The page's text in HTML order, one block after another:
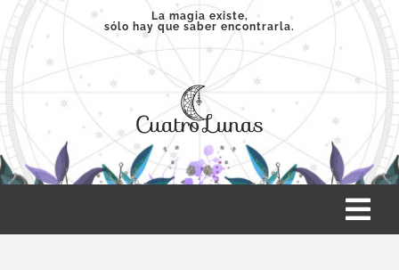
Saltar
contenido
La magia existe,
sólo hay que saber encontrarla.